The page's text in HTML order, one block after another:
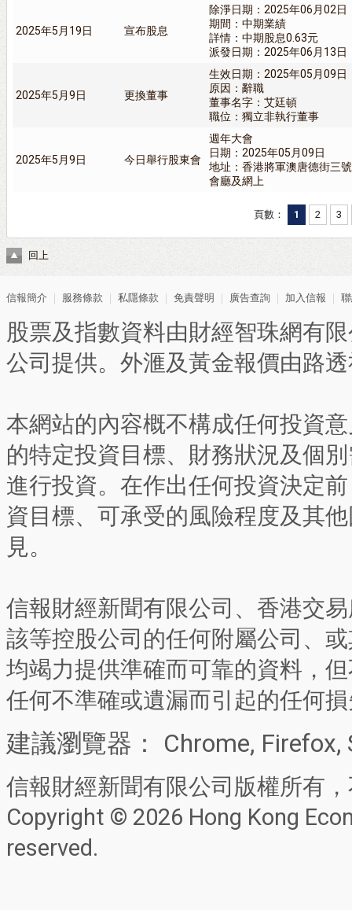
2025年5月19日 宣布股息
除淨日期：2025年06月02日
期間：中期業績
詳情：中期股息0.63元
派發日期：2025年06月13日
2025年5月9日 更換董事
生效日期：2025年05月09日
原因：辭職
董事名字：艾廷頓
職位：獨立非執行董事
2025年5月9日 今日舉行股東會
週年大會
日期：2025年05月09日
地址：香港將軍澳唐德街三
會廳及網上
頁數： 1 2 3
回上
信報簡介 服務條款 私隱條款 免責聲明 廣告查詢 加入信報
股票及指數資料由財經智珠網有
公司提供。外滙及黃金報價由路
本網站的內容概不構成任何投資
的特定投資目標、財務狀況及個
進行投資。在作出任何投資決定
資目標、可承受的風險程度及其
見。
信報財經新聞有限公司、香港交
該等控股公司的任何附屬公司、
均竭力提供準確而可靠的資料，
任何不準確或遺漏而引起的任何
建議瀏覽器： Chrome, Firefox,
信報財經新聞有限公司版權所有
Copyright © 2026 Hong Kong
reserved.